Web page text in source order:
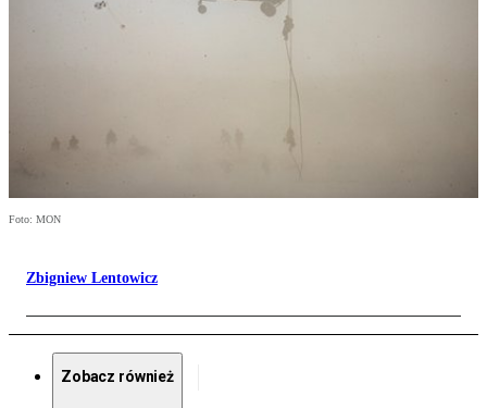
Foto: MON
Zbigniew Lentowicz
Zobacz również